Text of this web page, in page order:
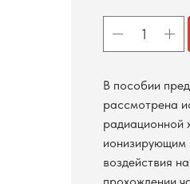
В пособии
рассмотрена
радиационной
ионизирующим
воздействия